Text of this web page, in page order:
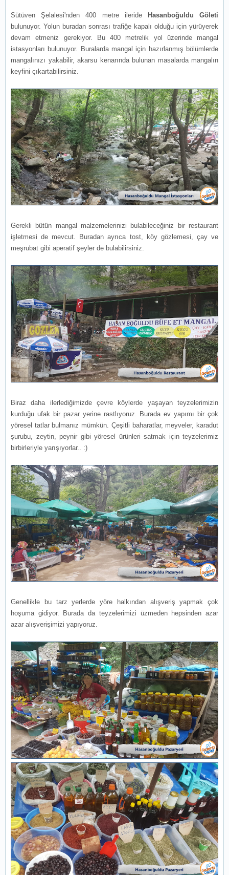
Sütüven Şelalesi'nden 400 metre ileride
Hasanboğuldu Göleti
bulunuyor. Yolun buradan sonrası trafiğe kapalı olduğu için yürüyerek
devam etmeniz gerekiyor. Bu 400 metrelik yol üzerinde mangal
istasyonları bulunuyor. Buralarda mangal için hazırlanmış bölümlerde
mangalınızı yakabilir, akarsu kenarında bulunan masalarda mangalın
keyfini çıkartabilirsiniz.
Gerekli bütün mangal malzemelerinizi bulabileceğiniz bir restaurant
işletmesi de mevcut. Buradan ayrıca tost, köy gözlemesi, çay ve
meşrubat gibi aperatif şeyler de bulabilirsiniz.
Biraz daha ilerlediğimizde çevre köylerde yaşayan teyzelerimizin
kurduğu ufak bir pazar yerine rastlıyoruz. Burada ev yapımı bir çok
yöresel tatlar bulmanız mümkün. Çeşitli baharatlar, meyveler, karadut
şurubu, zeytin, peynir gibi yöresel ürünleri satmak için teyzelerimiz
birbirleriyle yarışıyorlar.. :)
Genellikle bu tarz yerlerde yöre halkından alışveriş yapmak çok
hoşuma gidiyor. Burada da teyzelerimizi üzmeden hepsinden azar
azar alışverişimizi yapıyoruz.